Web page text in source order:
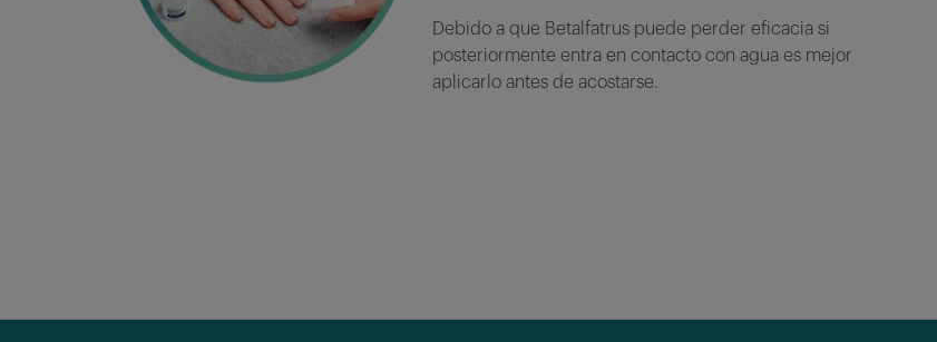
Debido a que Betalfatrus puede perder eficacia si
posteriormente entra en contacto con agua es mejor
aplicarlo antes de acostarse.